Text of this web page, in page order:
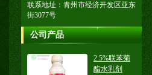
联系地址：青州市经济开发区亚东
街3077号
公司产品
2.5%联苯菊
酯水乳剂